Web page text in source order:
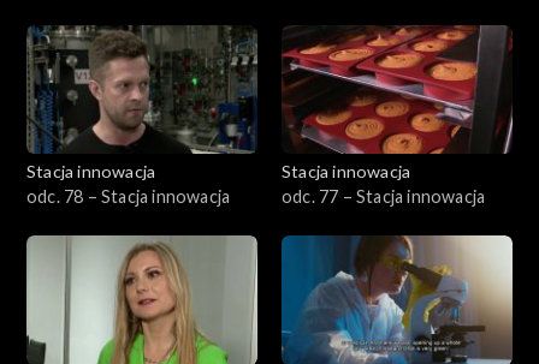
Stacja innowacja
odc. 78 – Stacja innowacja
Stacja innowacja
odc. 77 – Stacja innowacja